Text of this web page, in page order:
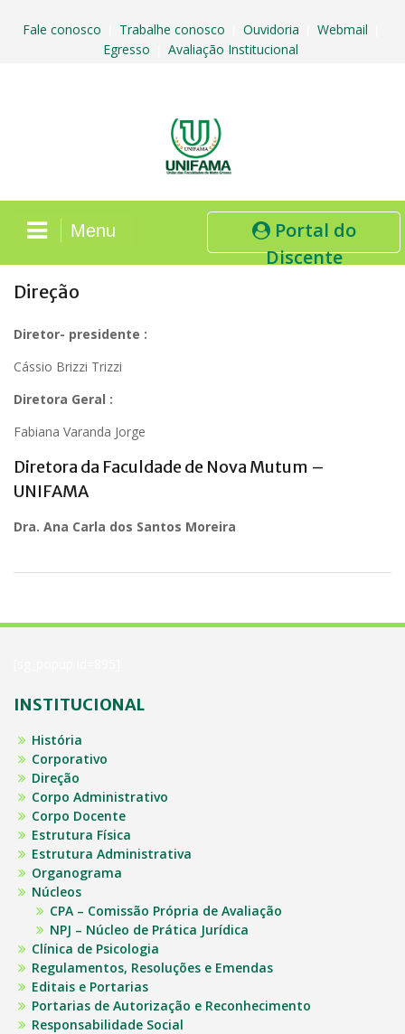
Fale conosco Trabalhe conosco Ouvidoria Webmail
Egresso Avaliação Institucional
Portal do
Discente
Menu
Direção
Diretor- presidente :
Cássio Brizzi Trizzi
Diretora Geral :
Fabiana Varanda Jorge
Diretora da Faculdade de Nova Mutum –
UNIFAMA
Dra. Ana Carla dos Santos Moreira
INSTITUCIONAL
História
Corporativo
Direção
Corpo Administrativo
Corpo Docente
Estrutura Física
Estrutura Administrativa
Organograma
Núcleos
CPA – Comissão Própria de Avaliação
NPJ – Núcleo de Prática Jurídica
Clínica de Psicologia
Regulamentos, Resoluções e Emendas
Editais e Portarias
Portarias de Autorização e Reconhecimento
Responsabilidade Social